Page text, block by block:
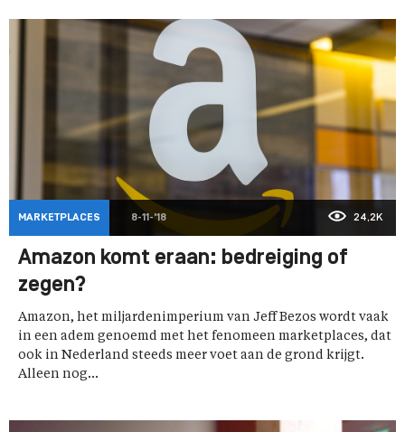
MARKETPLACES 8-11-'18 24,2K
Amazon komt eraan: bedreiging of
zegen?
Amazon, het miljardenimperium van Jeff Bezos wordt vaak
in een adem genoemd met het fenomeen marketplaces, dat
ook in Nederland steeds meer voet aan de grond krijgt.
Alleen nog...